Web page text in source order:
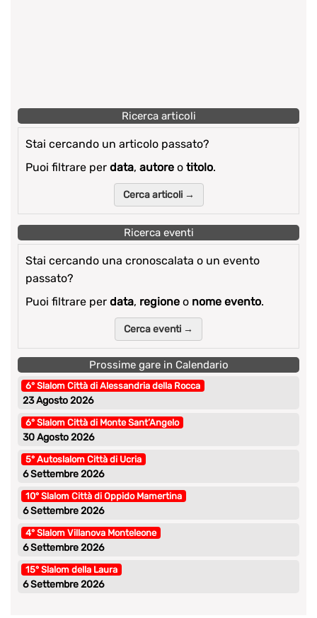
Ricerca articoli
Stai cercando un articolo passato?
Puoi filtrare per data, autore o titolo.
Cerca articoli →
Ricerca eventi
Stai cercando una cronoscalata o un evento
passato?
Puoi filtrare per data, regione o nome evento.
Cerca eventi →
Prossime gare in Calendario
6° Slalom Città di Alessandria della Rocca
23 Agosto 2026
6° Slalom Città di Monte Sant’Angelo
30 Agosto 2026
5° Autoslalom Città di Ucria
6 Settembre 2026
10° Slalom Città di Oppido Mamertina
6 Settembre 2026
4° Slalom Villanova Monteleone
6 Settembre 2026
15° Slalom della Laura
6 Settembre 2026